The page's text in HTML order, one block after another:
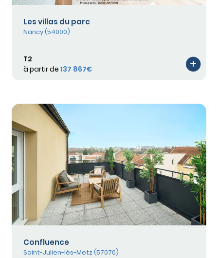
Les villas du parc
Nancy (54000)
T2
à partir de 137 867€
Confluence
Saint-Julien-lès-Metz (57070)